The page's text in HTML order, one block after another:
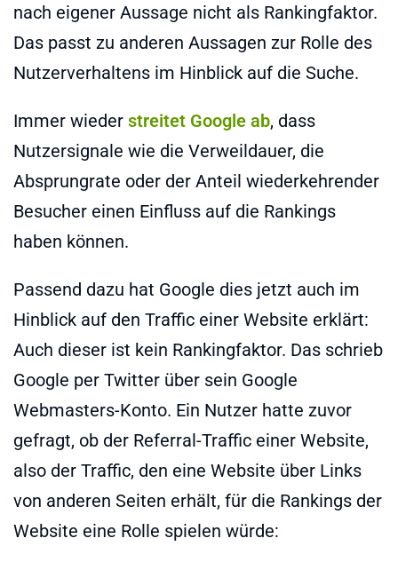
nach eigener Aussage nicht als Rankingfaktor.
Das passt zu anderen Aussagen zur Rolle des
Nutzerverhaltens im Hinblick auf die Suche.
Immer wieder streitet Google ab, dass
Nutzersignale wie die Verweildauer, die
Absprungrate oder der Anteil wiederkehrender
Besucher einen Einfluss auf die Rankings
haben können.
Passend dazu hat Google dies jetzt auch im
Hinblick auf den Traffic einer Website erklärt:
Auch dieser ist kein Rankingfaktor. Das schrieb
Google per Twitter über sein Google
Webmasters-Konto. Ein Nutzer hatte zuvor
gefragt, ob der Referral-Traffic einer Website,
also der Traffic, den eine Website über Links
von anderen Seiten erhält, für die Rankings der
Website eine Rolle spielen würde: